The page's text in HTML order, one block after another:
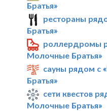
Братья»
рестораны
Братья»
роллердромы
Молочные Братья»
сауны рядом с
Братья»
сети квестов
Молочные Братья»